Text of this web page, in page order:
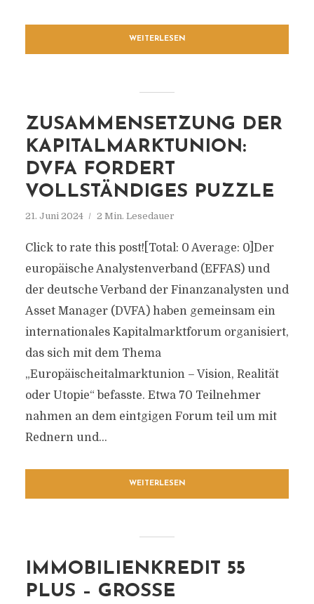
WEITERLESEN
ZUSAMMENSETZUNG DER
KAPITALMARKTUNION:
DVFA FORDERT
VOLLSTÄNDIGES PUZZLE
21. Juni 2024 2 Min. Lesedauer
Click to rate this post![Total: 0 Average: 0]Der
europäische Analystenverband (EFFAS) und
der deutsche Verband der Finanzanalysten und
Asset Manager (DVFA) haben gemeinsam ein
internationales Kapitalmarktforum organisiert,
das sich mit dem Thema
„Europäischeitalmarktunion – Vision, Realität
oder Utopie“ befasste. Etwa 70 Teilnehmer
nahmen an dem eintgigen Forum teil um mit
Rednern und...
WEITERLESEN
IMMOBILIENKREDIT 55
PLUS – GROSSE Z